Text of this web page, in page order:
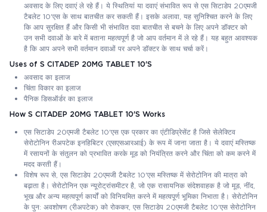
अवसाद के लिए दवाएं ले रहे हैं। ये स्थितियां या दवाएं संभावित रूप से एस सिटाडेप 20एमजी
टैबलेट 10'एस के साथ बातचीत कर सकती हैं। इसके अलावा, यह सुनिश्चित करने के लिए
कि आप सुरक्षित हैं और किसी भी संभावित दवा बातचीत से बचने के लिए अपने डॉक्टर को
उन सभी दवाओं के बारे में बताना महत्वपूर्ण है जो आप वर्तमान में ले रहे हैं। यह बहुत आवश्यक
है कि आप अपने सभी वर्तमान दवाओं पर अपने डॉक्टर के साथ चर्चा करें।
Uses of S CITADEP 20MG TABLET 10'S
अवसाद का इलाज
चिंता विकार का इलाज
पैनिक डिसऑर्डर का इलाज
How S CITADEP 20MG TABLET 10'S Works
एस सिटाडेप 20एमजी टैबलेट 10'एस एक प्रकार का एंटीडिप्रेसेंट है जिसे सेलेक्टिव
सेरोटोनिन रीअपटेक इनहिबिटर (एसएसआरआई) के रूप में जाना जाता है। ये दवाएं मस्तिष्क
में रसायनों के संतुलन को प्रभावित करके मूड को नियंत्रित करने और चिंता को कम करने में
मदद करती हैं।
विशेष रूप से, एस सिटाडेप 20एमजी टैबलेट 10'एस मस्तिष्क में सेरोटोनिन की मात्रा को
बढ़ाता है। सेरोटोनिन एक न्यूरोट्रांसमीटर है, जो एक रासायनिक संदेशवाहक है जो मूड, नींद,
भूख और अन्य महत्वपूर्ण कार्यों को विनियमित करने में महत्वपूर्ण भूमिका निभाता है। सेरोटोनिन
के पुन: अवशोषण (रीअपटेक) को रोककर, एस सिटाडेप 20एमजी टैबलेट 10'एस सेरोटोनिन